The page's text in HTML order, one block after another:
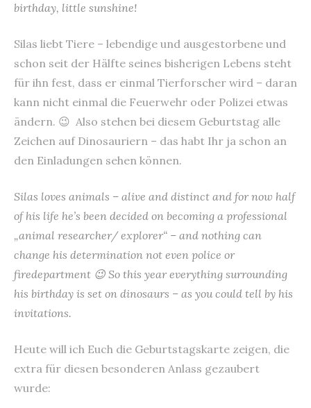
birthday, little sunshine!
Silas liebt Tiere – lebendige und ausgestorbene und
schon seit der Hälfte seines bisherigen Lebens steht
für ihn fest, dass er einmal Tierforscher wird – daran
kann nicht einmal die Feuerwehr oder Polizei etwas
ändern. 😉 Also stehen bei diesem Geburtstag alle
Zeichen auf Dinosauriern – das habt Ihr ja schon an
den Einladungen sehen können.
Silas loves animals – alive and distinct and for now half
of his life he’s been decided on becoming a professional
„animal researcher/ explorer“ – and nothing can
change his determination not even police or
firedepartment 😉 So this year everything surrounding
his birthday is set on dinosaurs – as you could tell by his
invitations.
Heute will ich Euch die Geburtstagskarte zeigen, die
extra für diesen besonderen Anlass gezaubert
wurde: